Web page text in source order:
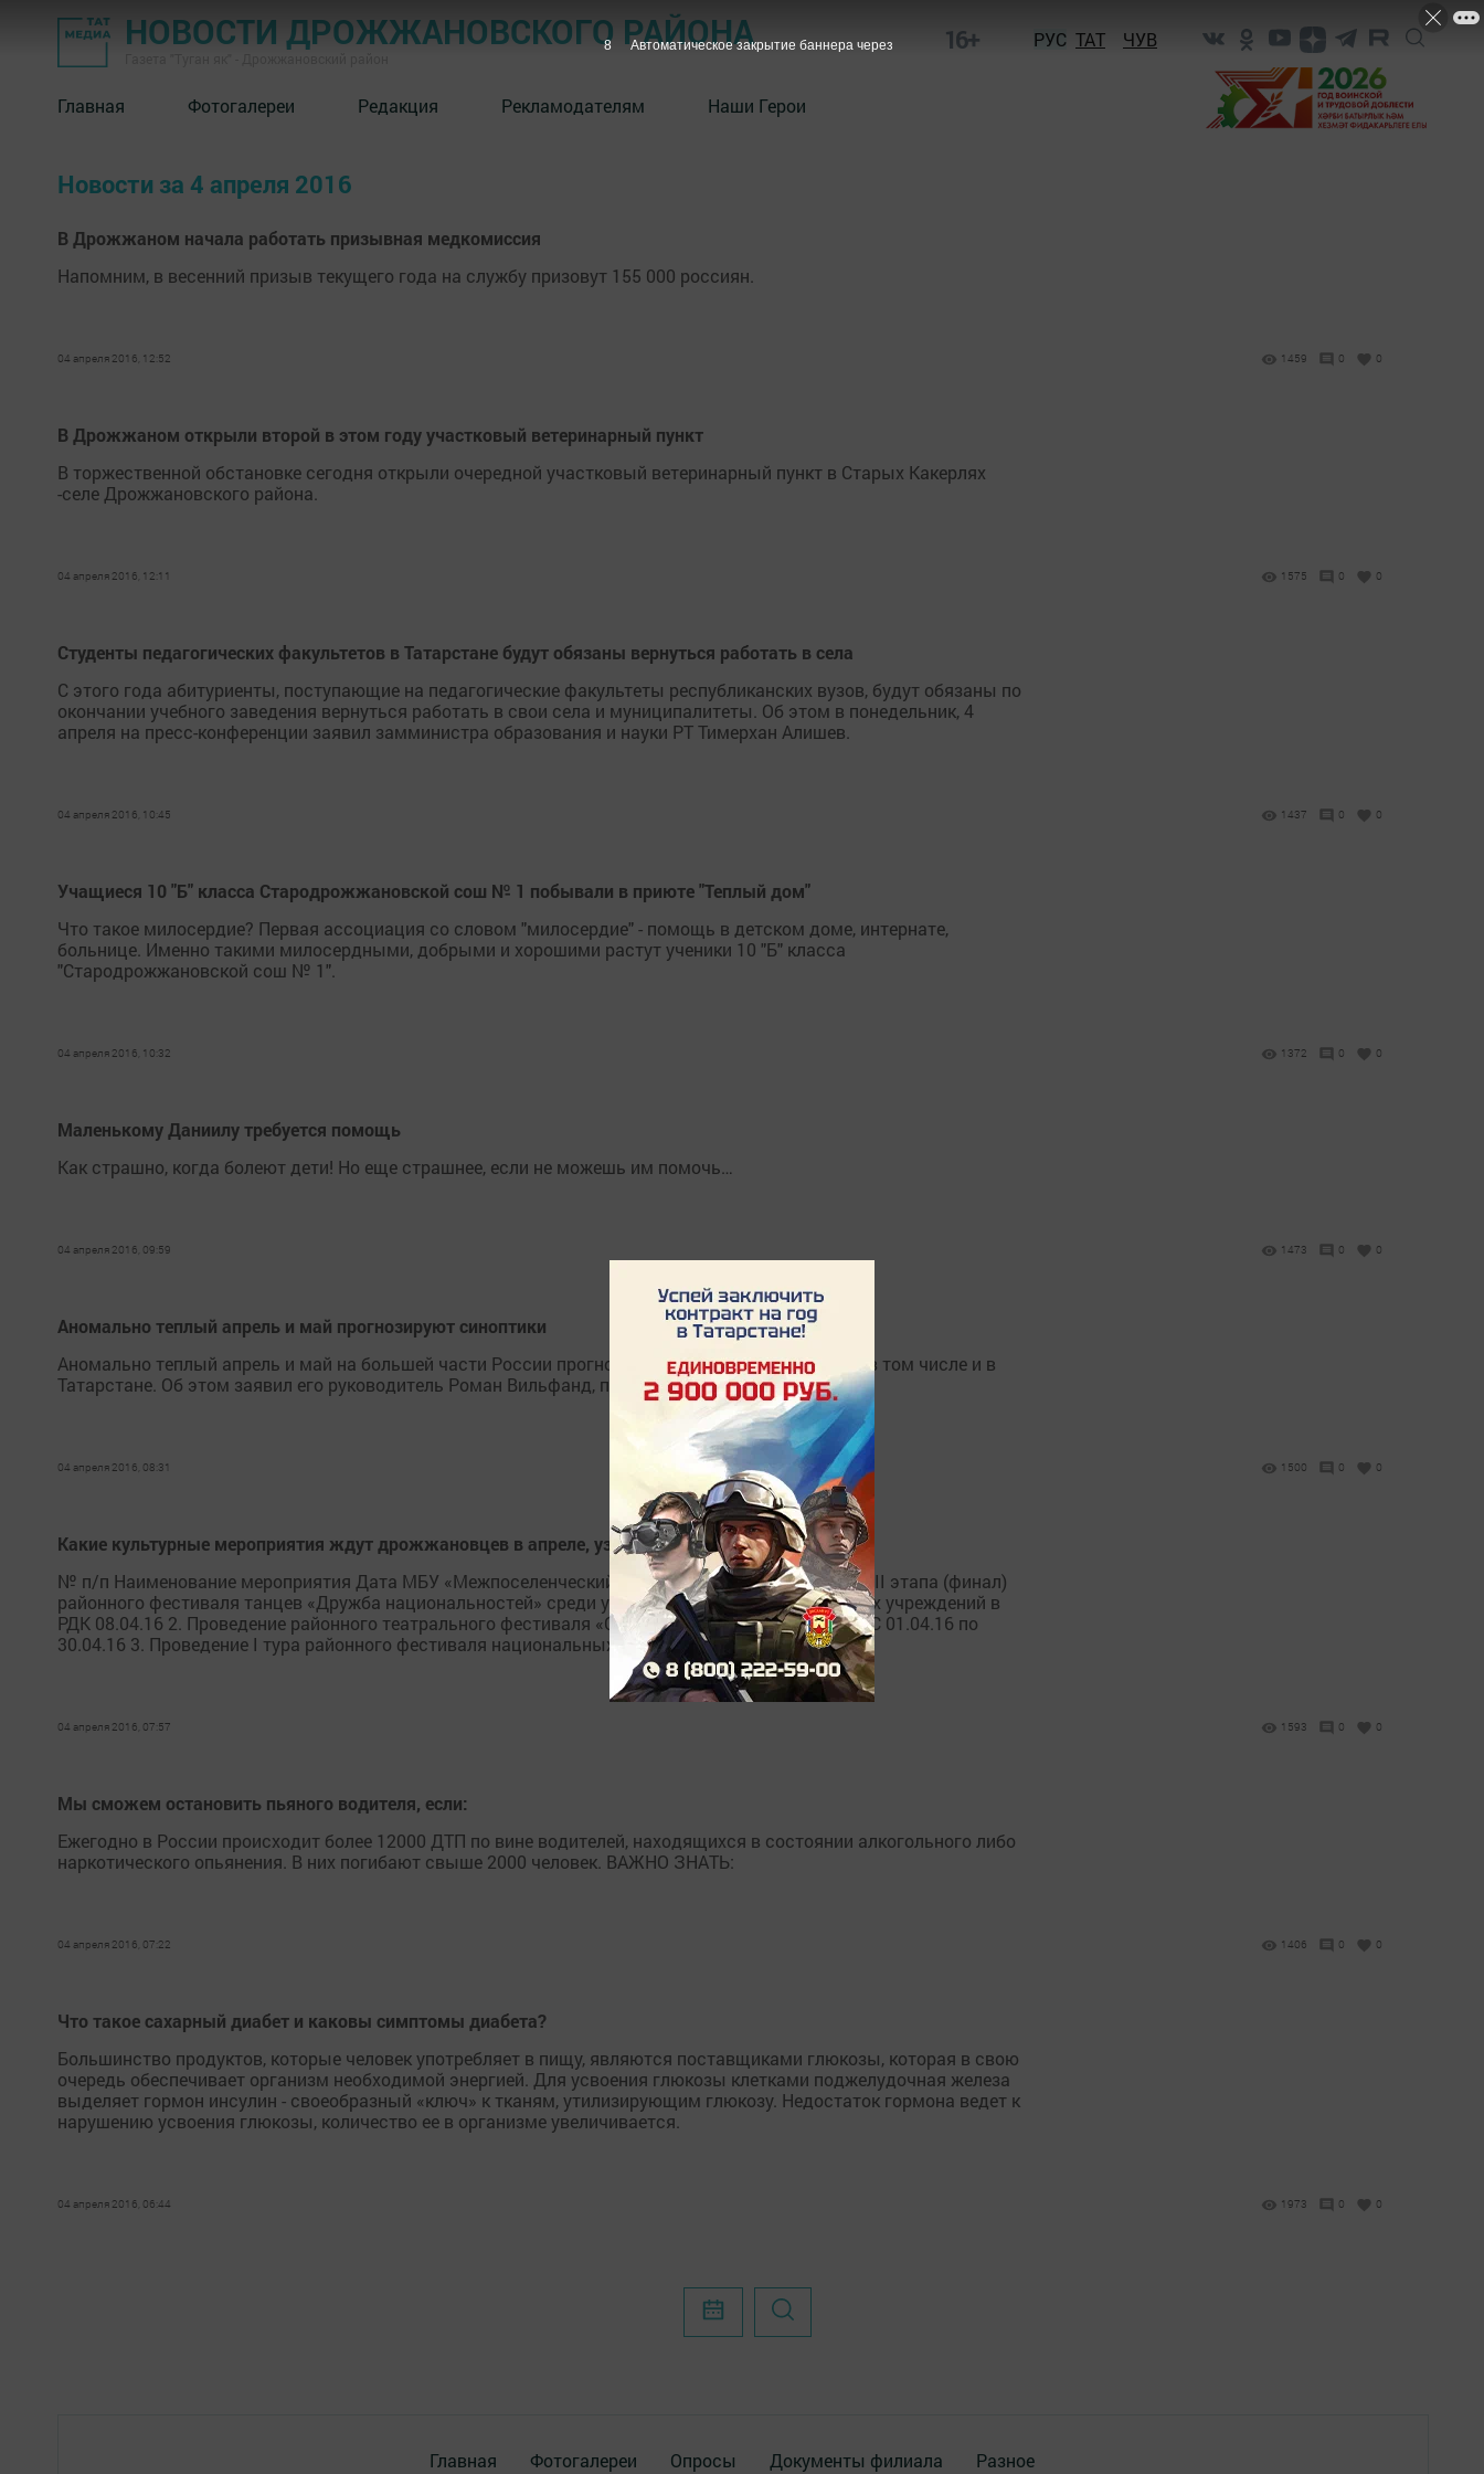
НОВОСТИ ДРОЖЖАНОВСКОГО РАЙОНА 16+ РУС ТАТ ЧУВ
Главная Фотогалереи Редакция Рекламодателям Наши Герои
Новости за 4 апреля 2016
В Дрожжаном начала работать призывная медкомиссия
Напомним, в весенний призыв текущего года на службу призовут 155 000 россиян.
04 апреля 2016, 12:52 1459 0 0
В Дрожжаном открыли второй в этом году участковый ветеринарный пункт
В торжественной обстановке сегодня открыли очередной участковый ветеринарный пункт в Старых Какерлях
-селе Дрожжановского района.
04 апреля 2016, 12:11 1575 0 0
Студенты педагогических факультетов в Татарстане будут обязаны вернуться работать в села
С этого года абитуриенты, поступающие на педагогические факультеты республиканских вузов, будут обязаны по
окончании учебного заведения вернуться работать в свои села и муниципалитеты. Об этом в понедельник, 4
апреля на пресс-конференции заявил замминистра образования и науки РТ Тимерхан Алишев.
04 апреля 2016, 10:45 1437 0 0
Учащиеся 10 "Б" класса Стародрожжановской сош № 1 побывали в приюте "Теплый дом"
Что такое милосердие? Первая ассоциация со словом "милосердие" - помощь в детском доме, интернате,
больнице. Именно такими милосердными, добрыми и хорошими растут ученики 10 "Б" класса
"Стародрожжановской сош № 1".
04 апреля 2016, 10:32 1372 0 0
Маленькому Даниилу требуется помощь
Как страшно, когда болеют дети! Но еще страшнее, если не можешь им помочь…
04 апреля 2016, 09:59 1473 0 0
Аномально теплый апрель и май прогнозируют синоптики
Аномально теплый апрель и май на большей части России прогнозируют в Гидрометцентре РФ, в том числе и в
Татарстане. Об этом заявил его руководитель Роман Вильфанд, передает «Интерфакс».
04 апреля 2016, 08:31 1500 0 0
Какие культурные мероприятия ждут дрожжановцев в апреле, узнайте тут -график
№ п/п Наименование мероприятия Дата МБУ «Межпоселенческий Дом культуры» 1. Проведение II этапа (финал)
районного фестиваля танцев «Дружба национальностей» среди учащихся общеобразовательных учреждений в
РДК 08.04.16 2. Проведение районного театрального фестиваля «Созвездие талантов» в СДК, СК С 01.04.16 по
30.04.16 3. Проведение I тура районного фестиваля национальных культур «Сияние народных...
04 апреля 2016, 07:57 1593 0 0
Мы сможем остановить пьяного водителя, если:
Ежегодно в России происходит более 12000 ДТП по вине водителей, находящихся в состоянии алкогольного либо
наркотического опьянения. В них погибают свыше 2000 человек. ВАЖНО ЗНАТЬ:
04 апреля 2016, 07:22 1406 0 0
Что такое сахарный диабет и каковы симптомы диабета?
Большинство продуктов, которые человек употребляет в пищу, являются поставщиками глюкозы, которая в свою
очередь обеспечивает организм необходимой энергией. Для усвоения глюкозы клетками поджелудочная железа
выделяет гормон инсулин - своеобразный «ключ» к тканям, утилизирующим глюкозу. Недостаток гормона ведет к
нарушению усвоения глюкозы, количество ее в организме увеличивается.
04 апреля 2016, 06:44 1973 0 0
Главная Фотогалереи Опросы Документы филиала Разное
7 Автоматическое закрытие баннера через